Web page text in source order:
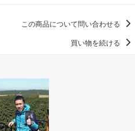
この商品について問い合わせる
買い物を続ける